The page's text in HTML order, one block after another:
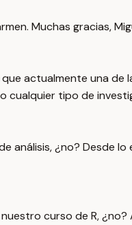
Muchas gracias,
actualmente una
tipo de
¿no? Desde
curso de R,